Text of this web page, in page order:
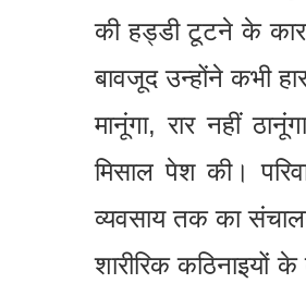
की हड्डी टूटने के
बावजूद उन्होंने कभी
मानूंगा, रार नहीं
मिसाल पेश की।
व्यवसाय तक का
शारीरिक कठिनाइयों